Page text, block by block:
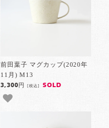
前田葉子 マグカップ(2020年
11月) M13
3,300円 [税込] SOLD